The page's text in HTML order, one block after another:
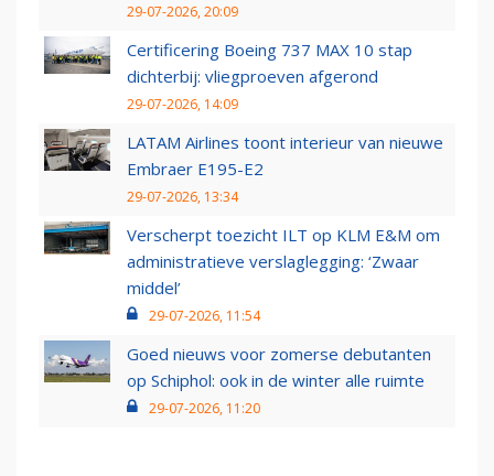
29-07-2026, 20:09
Certificering Boeing 737 MAX 10 stap
dichterbij: vliegproeven afgerond
29-07-2026, 14:09
LATAM Airlines toont interieur van nieuwe
Embraer E195-E2
29-07-2026, 13:34
Verscherpt toezicht ILT op KLM E&M om
administratieve verslaglegging: ‘Zwaar
middel’
29-07-2026, 11:54
Goed nieuws voor zomerse debutanten
op Schiphol: ook in de winter alle ruimte
29-07-2026, 11:20